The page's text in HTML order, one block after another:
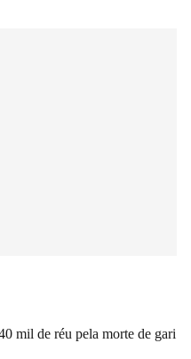
mil de réu pela morte de gari